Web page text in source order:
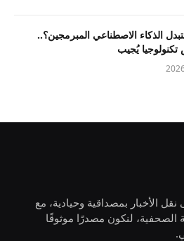
الذكاء الاصطناعي المبرمجين؟..
يُجيب
الأخبار بمصداقية وحيادية، مع
الصحفية، لنكون مصدرًا موثوقًا